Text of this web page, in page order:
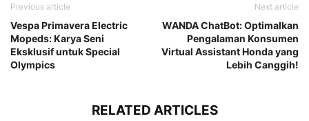
Previous article
Vespa Primavera Electric
Mopeds: Karya Seni
Eksklusif untuk Special
Olympics
Next article
WANDA ChatBot: Optimalkan
Pengalaman Konsumen
Virtual Assistant Honda yang
Lebih Canggih!
RELATED ARTICLES